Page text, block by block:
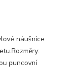
náušnice
puncovní